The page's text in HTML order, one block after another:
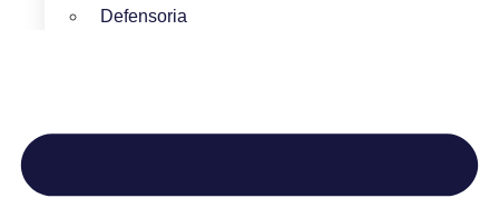
Defensoria